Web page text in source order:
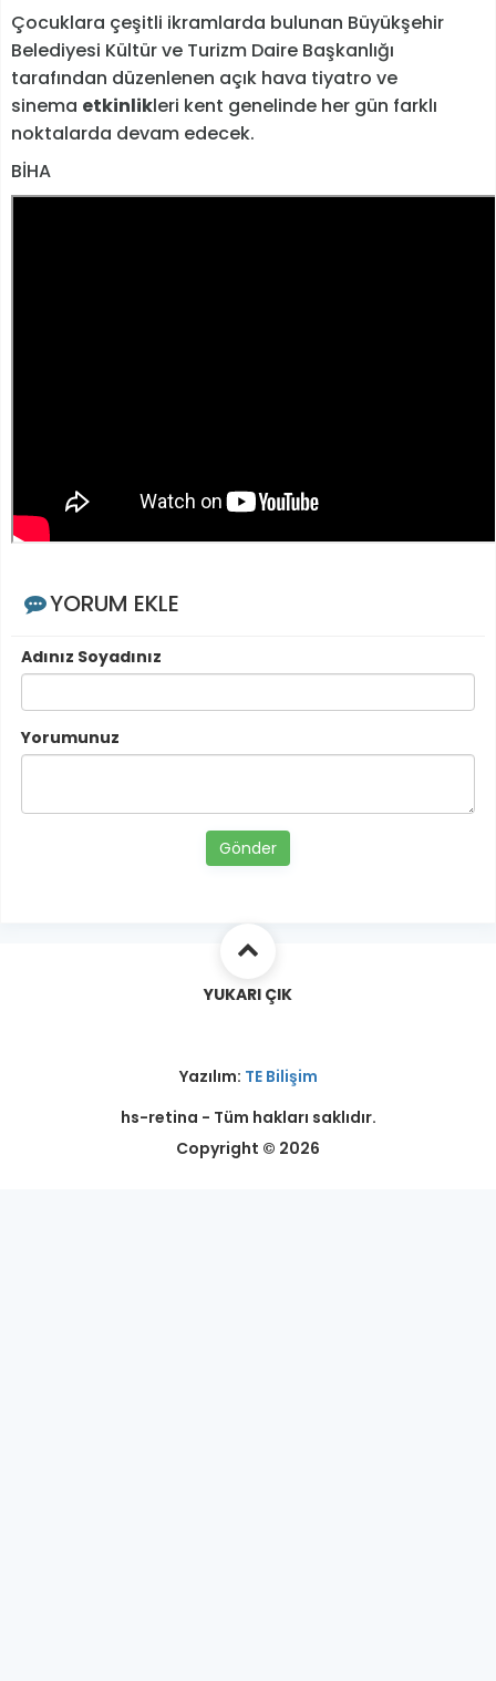
Çocuklara çeşitli ikramlarda bulunan Büyükşehir
Belediyesi Kültür ve Turizm Daire Başkanlığı
tarafından düzenlenen açık hava tiyatro ve
sinema etkinlikleri kent genelinde her gün farklı
noktalarda devam edecek.
BİHA
YORUM EKLE
Adınız Soyadınız
Yorumunuz
Gönder
YUKARI ÇIK
Yazılım: TE Bilişim
hs-retina - Tüm hakları saklıdır.
Copyright © 2026